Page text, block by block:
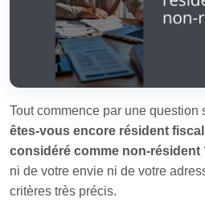
Tout commence par une question
êtes-vous encore résident
considéré comme non-résident
ni de votre envie ni de votre
critères très précis.